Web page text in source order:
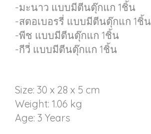
-มะนาว แบบมีตีนตุ๊กแก 1ชิ้น
-สตอเบอรรี่ แบบมีตีนตุ๊กแก 1ชิ้น
-พีช แบบมีตีนตุ๊กแก 1ชิ้น
-กีวี่ แบบมีตีนตุ๊กแก 1ชิ้น
Size: 30 x 28 x 5 cm
Weight: 1.06 kg
Age: 3 Years